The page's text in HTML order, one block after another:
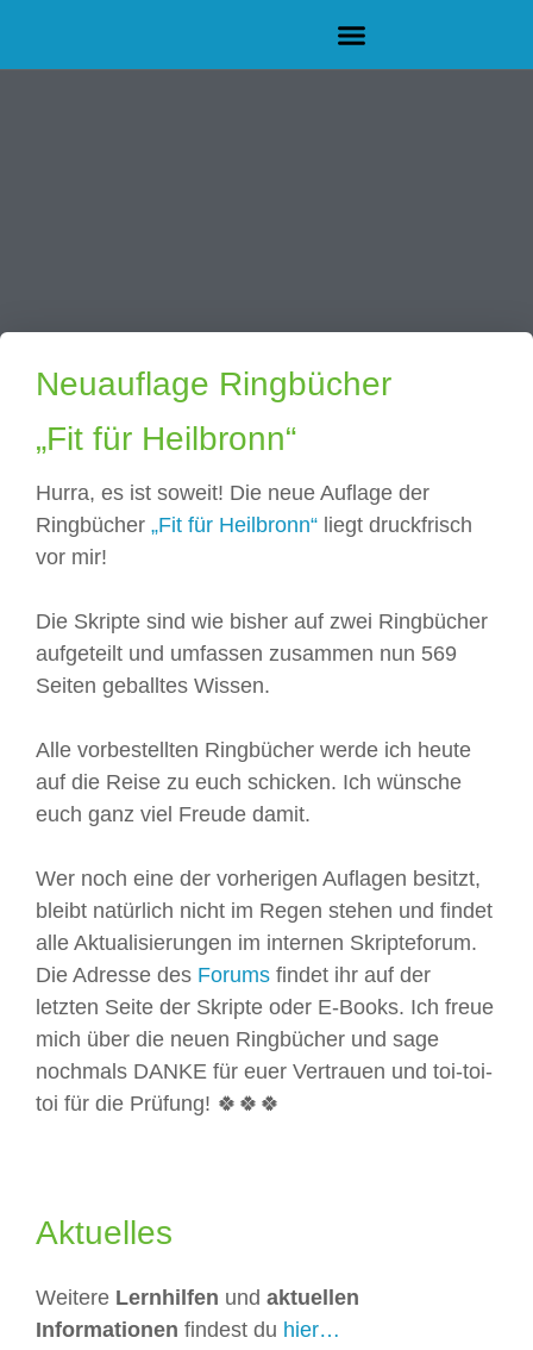
Neuauflage Ringbücher
„Fit für Heilbronn“
Hurra, es ist soweit! Die neue Auflage der
Ringbücher „Fit für Heilbronn“ liegt druckfrisch
vor mir!
Die Skripte sind wie bisher auf zwei Ringbücher
aufgeteilt und umfassen zusammen nun 569
Seiten geballtes Wissen.
Alle vorbestellten Ringbücher werde ich heute
auf die Reise zu euch schicken. Ich wünsche
euch ganz viel Freude damit.
Wer noch eine der vorherigen Auflagen besitzt,
bleibt natürlich nicht im Regen stehen und findet
alle Aktualisierungen im internen Skripteforum.
Die Adresse des Forums findet ihr auf der
letzten Seite der Skripte oder E-Books. Ich freue
mich über die neuen Ringbücher und sage
nochmals DANKE für euer Vertrauen und toi-toi-
toi für die Prüfung! 🍀 🍀 🍀
Aktuelles
Weitere Lernhilfen und aktuellen
Informationen findest du hier…